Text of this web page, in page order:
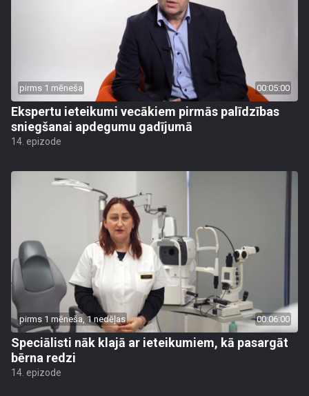
pirms 1 mēneša 00:05:00
Ekspertu ieteikumi vecākiem pirmās palīdzības
sniegšanai apdegumu gadījumā
14. epizode
pirms 1 mēneša, 1 nedēļas 00:06:00
Speciālisti nāk klajā ar ieteikumiem, kā pasargāt
bērna redzi
14. epizode